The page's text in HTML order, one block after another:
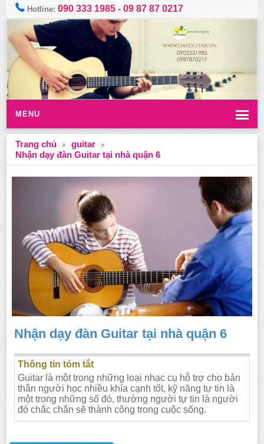
Hotline:090 333 1985 -09 87 87 0217
MENU
Trang chủ
guitar
Nhận dạy đàn Guitar tại nhà quận 6
Nhận dạy đàn Guitar tại nhà quận 6
Thông tin tóm tắt
Guitar là một trong những loại nhạc cụ hỗ trợ cho bản
thân người học nhiều khía cạnh tốt, kỹ năng tự tin là
một trong những số đó, thường người tự tin là người
đó chắc chắn sẽ thành công trong cuộc sống.